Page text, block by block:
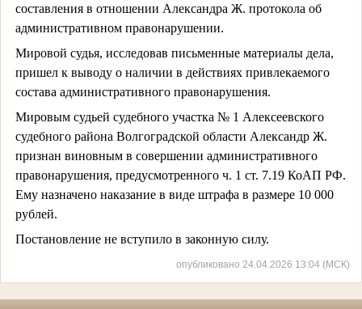
составления в отношении Александра Ж. протокола об
административном правонарушении.
Мировой судья, исследовав письменные материалы дела,
пришел к выводу о наличии в действиях привлекаемого
состава административного правонарушения.
Мировым судьей судебного участка № 1 Алексеевского
судебного района Волгоградской области Александр Ж.
признан виновным в совершении административного
правонарушения, предусмотренного ч. 1 ст. 7.19 КоАП РФ.
Ему назначено наказание в виде штрафа в размере 10 000
рублей.
Постановление не вступило в законную силу.
опубликовано 24.04.2026 13:04 (МСК)